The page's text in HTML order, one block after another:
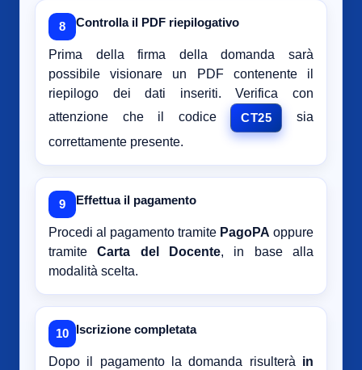
8 Controlla il PDF riepilogativo
Prima della firma della domanda sarà
possibile visionare un PDF contenente il
riepilogo dei dati inseriti. Verifica con
attenzione che il codice
CT25
sia
correttamente presente.
9 Effettua il pagamento
Procedi al pagamento tramite PagoPA oppure
tramiteCarta del Docente, in base alla
modalità scelta.
10 Iscrizione completata
Dopo il pagamento la domanda risulterà in